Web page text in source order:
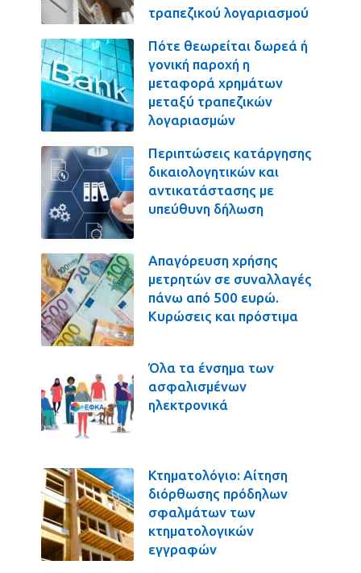
τραπεζικού λογαριασμού
Πότε θεωρείται δωρεά ή
γονική παροχή η
μεταφορά χρημάτων
μεταξύ τραπεζικών
λογαριασμών
Περιπτώσεις κατάργησης
δικαιολογητικών και
αντικατάστασης με
υπεύθυνη δήλωση
Απαγόρευση χρήσης
μετρητών σε συναλλαγές
πάνω από 500 ευρώ.
Κυρώσεις και πρόστιμα
Όλα τα ένσημα των
ασφαλισμένων
ηλεκτρονικά
Κτηματολόγιο: Αίτηση
διόρθωσης πρόδηλων
σφαλμάτων των
κτηματολογικών
εγγραφών